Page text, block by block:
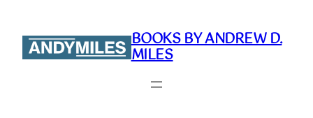
content
BOOKS BY ANDREW D.
MILES